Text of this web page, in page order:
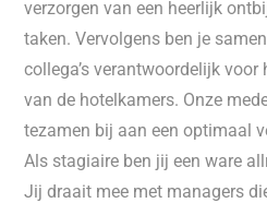
verzorgen van een heerlijk
taken. Vervolgens ben je
collega’s verantwoordelijk
van de hotelkamers. Onze
tezamen bij aan een optimaal
Als stagiaire ben jij een ware
Jij draait mee met managers